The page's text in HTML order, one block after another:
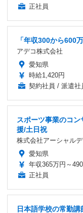
正社員
「年収300から600
アデコ株式会社
愛知県
時給1,420円
契約社員 / 派遣社
スポーツ事業のコ
援/土日祝
株式会社アーシャル
愛知県
年収365万円～
正社員
日本語学校の常勤